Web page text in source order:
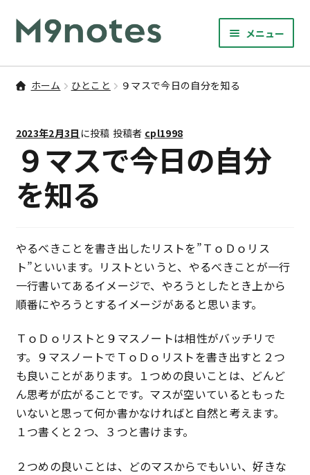
ナ
ビ
ゲ
ー
ン
へ
ス
キ
コ
ン
テ
ン
ス
キ
ッ
プ
メニュー
9マスノート
サ
ニ
研修
ブ
展
開
M9notesのこと
アカウント
ご利用案内
特定商取引法に基づく表記
プライバシーポリシー
ホーム ひとこと ９マスで今日の自分を知る
2023年2月3日 に投稿 投稿者 cpl1998
９マスで今日の自分
を知る
やるべきことを書き出したリストを”ＴｏＤｏリス
ト”といいます。リストというと、やるべきことが一行
一行書いてあるイメージで、やろうとしたとき上から
順番にやろうとするイメージがあると思います。
ＴｏＤｏリストと９マスノートは相性がバッチリで
す。９マスノートでＴｏＤｏリストを書き出すと２つ
も良いことがあります。１つめの良いことは、どんど
ん思考が広がることです。マスが空いているともった
いないと思って何か書かなければと自然と考えます。
１つ書くと２つ、３つと書けます。
２つめの良いことは、どのマスからでもいい、好きな